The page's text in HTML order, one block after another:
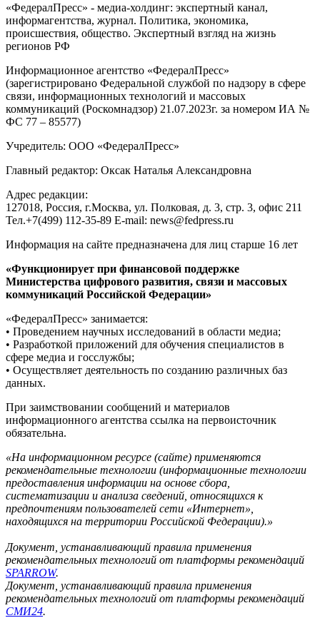
«ФедералПресс» - медиа-холдинг: экспертный канал,
информагентства, журнал. Политика, экономика,
происшествия, общество. Экспертный взгляд на жизнь
регионов РФ
Информационное агентство «ФедералПресс»
(зарегистрировано Федеральной службой по надзору в сфере
связи, информационных технологий и массовых
коммуникаций (Роскомнадзор) 21.07.2023г. за номером ИА №
ФС 77 – 85577)
Учредитель: ООО «ФедералПресс»
Главный редактор: Оксак Наталья Александровна
Адрес редакции:
127018, Россия, г.Москва, ул. Полковая, д. 3, стр. 3, офис 211
Тел.+7(499) 112-35-89 E-mail: news@fedpress.ru
Информация на сайте предназначена для лиц старше 16 лет
«Функционирует при финансовой поддержке
Министерства цифрового развития, связи и массовых
коммуникаций Российской Федерации»
«ФедералПресс» занимается:
• Проведением научных исследований в области медиа;
• Разработкой приложений для обучения специалистов в
сфере медиа и госслужбы;
• Осуществляет деятельность по созданию различных баз
данных.
При заимствовании сообщений и материалов
информационного агентства ссылка на первоисточник
обязательна.
«На информационном ресурсе (сайте) применяются
рекомендательные технологии (информационные технологии
предоставления информации на основе сбора,
систематизации и анализа сведений, относящихся к
предпочтениям пользователей сети «Интернет»,
находящихся на территории Российской Федерации).»
Документ, устанавливающий правила применения
рекомендательных технологий от платформы рекомендаций
SPARROW.
Документ, устанавливающий правила применения
рекомендательных технологий от платформы рекомендаций
СМИ24.